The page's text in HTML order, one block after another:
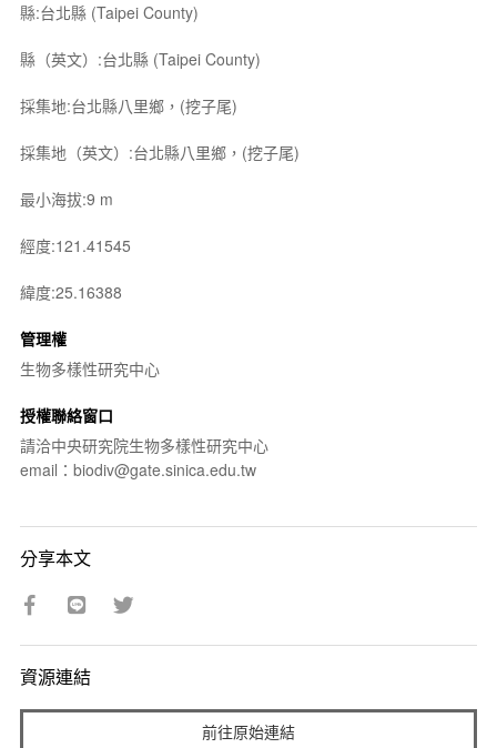
縣:台北縣 (Taipei County)
縣（英文）:台北縣 (Taipei County)
採集地:台北縣八里鄉，(挖子尾)
採集地（英文）:台北縣八里鄉，(挖子尾)
最小海拔:9 m
經度:121.41545
緯度:25.16388
管理權
生物多樣性研究中心
授權聯絡窗口
請洽中央研究院生物多樣性研究中心
email：biodiv@gate.sinica.edu.tw
分享本文
資源連結
前往原始連結